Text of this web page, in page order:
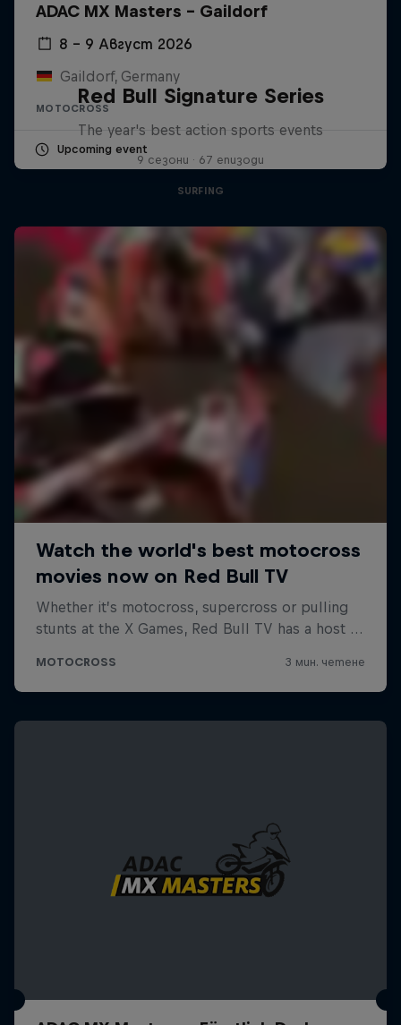
ADAC MX Masters – Gaildorf
8 – 9 Август 2026
Gaildorf, Germany
MOTOCROSS
Upcoming event
Red Bull Signature Series
The year's best action sports events
9 сезони · 67 епизоди
SURFING